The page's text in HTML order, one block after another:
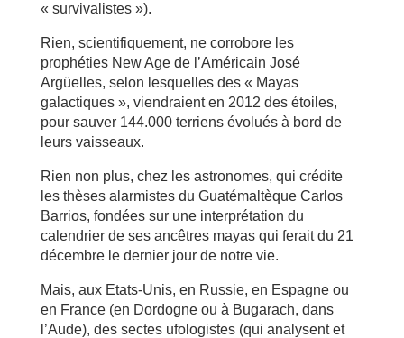
« survivalistes »).
Rien, scientifiquement, ne corrobore les
prophéties New Age de l’Américain José
Argüelles, selon lesquelles des « Mayas
galactiques », viendraient en 2012 des étoiles,
pour sauver 144.000 terriens évolués à bord de
leurs vaisseaux.
Rien non plus, chez les astronomes, qui crédite
les thèses alarmistes du Guatémaltèque Carlos
Barrios, fondées sur une interprétation du
calendrier de ses ancêtres mayas qui ferait du 21
décembre le dernier jour de notre vie.
Mais, aux Etats-Unis, en Russie, en Espagne ou
en France (en Dordogne ou à Bugarach, dans
l’Aude), des sectes ufologistes (qui analysent et